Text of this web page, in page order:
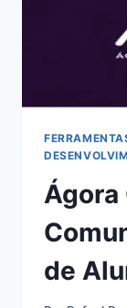
Ágora
de